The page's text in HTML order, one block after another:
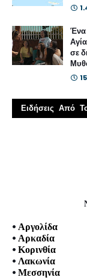
Ένα
σε
Ειδήσεις Από
• Αργολίδα
• Αρκαδία
• Κορινθία
• Λακωνία
• Μεσσηνία